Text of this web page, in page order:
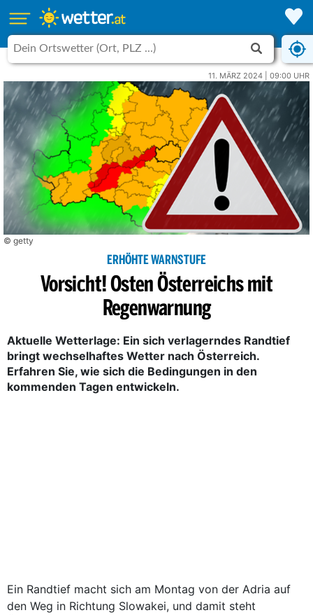
11. MÄRZ 2024 | 09:00 UHR
© getty
ERHÖHTE WARNSTUFE
Vorsicht! Osten Österreichs mit
Regenwarnung
Aktuelle Wetterlage: Ein sich verlagerndes Randtief
bringt wechselhaftes Wetter nach Österreich.
Erfahren Sie, wie sich die Bedingungen in den
kommenden Tagen entwickeln.
Ein Randtief macht sich am Montag von der Adria auf
den Weg in Richtung Slowakei, und damit steht